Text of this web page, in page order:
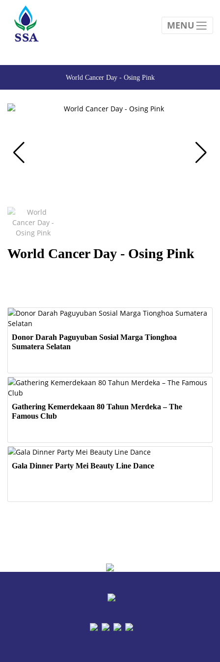
MENU
World Cancer Day - Osing Pink
World Cancer Day - Osing Pink
Donor Darah Paguyuban Sosial Marga Tionghoa
Sumatera Selatan
Gathering Kemerdekaan 80 Tahun Merdeka – The
Famous Club
Gala Dinner Party Mei Beauty Line Dance